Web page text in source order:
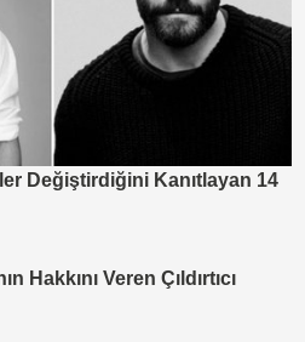
Değiştirdiğini Kanıtlayan 14
Hakkını Veren Çıldırtıcı